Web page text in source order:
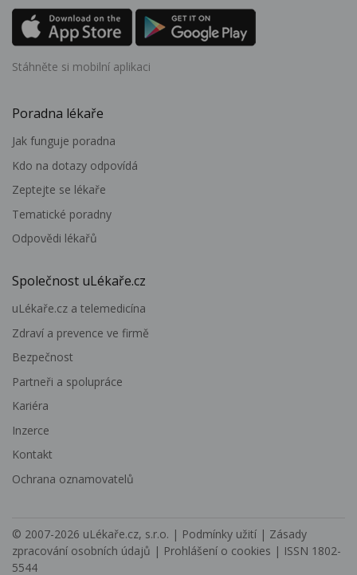
Stáhněte si mobilní aplikaci
Poradna lékaře
Jak funguje poradna
Kdo na dotazy odpovídá
Zeptejte se lékaře
Tematické poradny
Odpovědi lékařů
Společnost uLékaře.cz
uLékaře.cz a telemedicína
Zdraví a prevence ve firmě
Bezpečnost
Partneři a spolupráce
Kariéra
Inzerce
Kontakt
Ochrana oznamovatelů
© 2007-2026 uLékaře.cz, s.r.o. | Podmínky užití | Zásady
zpracování osobních údajů | Prohlášení o cookies | ISSN 1802-
5544